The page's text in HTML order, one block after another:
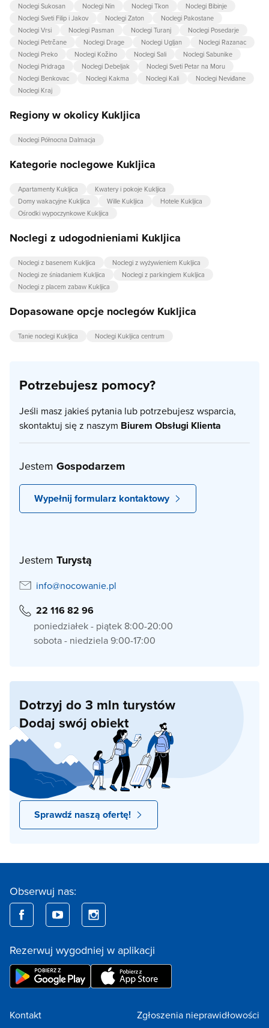
Noclegi Sukosan
Noclegi Nin Noclegi Tkon
Noclegi Bibinje
Noclegi Sveti Filip i Jakov
Noclegi Zaton
Noclegi Pakostane
Noclegi Vrsi
Noclegi Pasman Noclegi Turanj
Noclegi Posedarje
Noclegi Petrčane
Noclegi Drage Noclegi Ugljan
Noclegi Razanac
Noclegi Preko
Noclegi Kožino Noclegi Sali
Noclegi Sabunike
Noclegi Pridraga
Noclegi Debeljak
Noclegi Sveti Petar na Moru
Noclegi Benkovac
Noclegi Kakma Noclegi Kali
Noclegi Neviđane
Noclegi Kraj
Regiony w okolicy Kukljica
Noclegi Północna Dalmacja
Kategorie noclegowe Kukljica
Apartamenty Kukljica
Kwatery i pokoje Kukljica
Domy wakacyjne Kukljica
Wille Kukljica
Hotele Kukljica
Ośrodki wypoczynkowe Kukljica
Noclegi z udogodnieniami Kukljica
Noclegi z basenem Kukljica
Noclegi z wyżywieniem Kukljica
Noclegi ze śniadaniem Kukljica
Noclegi z parkingiem Kukljica
Noclegi z placem zabaw Kukljica
Dopasowane opcje noclegów Kukljica
Tanie noclegi Kukljica Noclegi Kukljica centrum
Potrzebujesz pomocy?
Jeśli masz jakieś pytania lub potrzebujesz wsparcia,
skontaktuj się z naszym Biurem Obsługi Klienta
Jestem Gospodarzem
Wypełnij formularz kontaktowy
Jestem Turystą
info@nocowanie.pl
22 116 82 96
poniedziałek - piątek 8:00-20:00
sobota - niedziela 9:00-17:00
Dotrzyj do 3 mln turystów
Dodaj swój obiekt
Sprawdź naszą ofertę!
Obserwuj nas:
Rezerwuj wygodniej w aplikacji
Kontakt Zgłoszenia nieprawidłowości